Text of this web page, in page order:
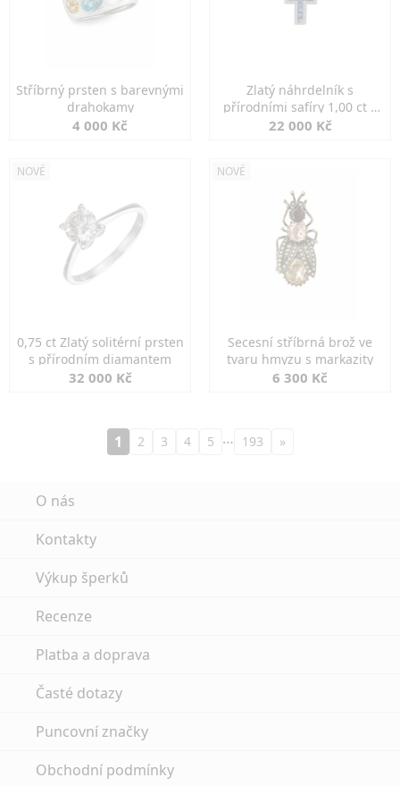
Stříbrný prsten s barevnými
drahokamy
4 000 Kč
Zlatý náhrdelník s
přírodními safíry 1,00 ct a
diamanty
22 000 Kč
NOVÉ
0,75 ct Zlatý solitérní prsten
s přírodním diamantem
32 000 Kč
NOVÉ
Secesní stříbrná brož ve
tvaru hmyzu s markazity
6 300 Kč
1 2 3 4 5 … 193 »
O nás
Kontakty
Výkup šperků
Recenze
Platba a doprava
Časté dotazy
Puncovní značky
Obchodní podmínky